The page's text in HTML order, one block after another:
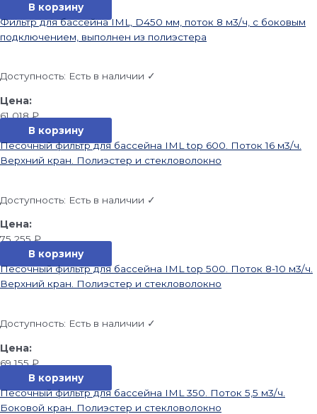
В корзину
Фильтр для бассейна IML, D450 мм, поток 8 м3/ч, с боковым
подключением, выполнен из полиэстера
Доступность: Есть в наличии ✓
61 018₽
В корзину
Песочный фильтр для бассейна IML top 600. Поток 16 м3/ч.
Верхний кран. Полиэстер и стекловолокно
Доступность: Есть в наличии ✓
75 255₽
В корзину
Песочный фильтр для бассейна IML top 500. Поток 8-10 м3/ч.
Верхний кран. Полиэстер и стекловолокно
Доступность: Есть в наличии ✓
69 155₽
В корзину
Песочный фильтр для бассейна IML 350. Поток 5,5 м3/ч.
Боковой кран. Полиэстер и стекловолокно